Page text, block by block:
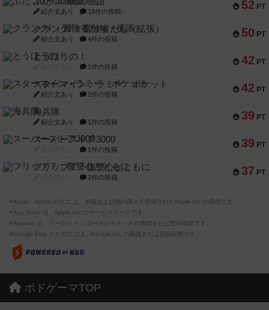
52 PT
紹介文あり 18件の投稿
50 PT
クランク! ：冒険者たち（拡張）
紹介文あり 4件の投稿
42 PT
とうほうの！
1件の投稿
42 PT
スターマイン・ラミー ポケット
紹介文あり 2件の投稿
39 PT
海兵隊
紹介文あり 1件の投稿
39 PT
スーパーストア3000
1件の投稿
37 PT
フリップ７：復讐心とともに
2件の投稿
※Apple、Apple のロゴ は、米国および他の国々で登録されたApple Inc.の商標です。
※App Store は、Apple Inc.のサービスマークです。
※Android は、グーグル インコーポレイテッドの商標または登録商標です。
※Google Play とそのロゴは、Google Inc.の商標または登録商標です。
ボドゲーマTOP